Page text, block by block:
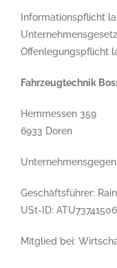
Informationspflicht
Offenlegungspflicht
Fahrzeugtechnik
Hemmessen 359
6933 Doren
Geschäftsführer:
USt-ID: ATU73741506
Mitglied bei: